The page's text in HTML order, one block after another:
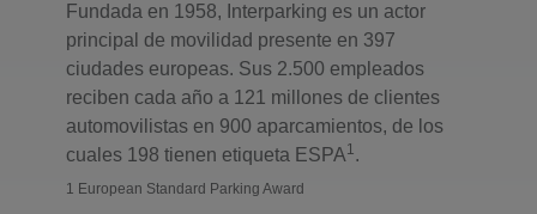
Fundada en 1958, Interparking es un actor
principal de movilidad presente en 397
ciudades europeas. Sus 2.500 empleados
reciben cada año a 121 millones de clientes
automovilistas en 900 aparcamientos, de los
cuales 198 tienen etiqueta ESPA1.
1 European Standard Parking Award